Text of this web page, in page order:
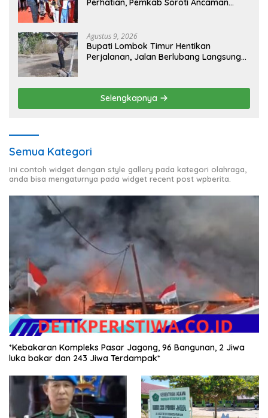
Perhatian, Pemkab Soroti Ancaman
Agustus 9, 2026
Bupati Lombok Timur Hentikan
Perjalanan, Jalan Berlubang Langsung
Selengkapnya
Semua Kategori
Ini contoh widget dengan style gallery pada kategori olahraga,
anda bisa mengaturnya pada widget recent post wpberita.
*Kebakaran Kompleks Pasar Jagong, 96 Bangunan, 2 Jiwa
luka bakar dan 243 Jiwa Terdampak*